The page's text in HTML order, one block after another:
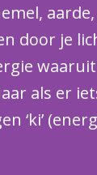
door je
als er
‘ki’